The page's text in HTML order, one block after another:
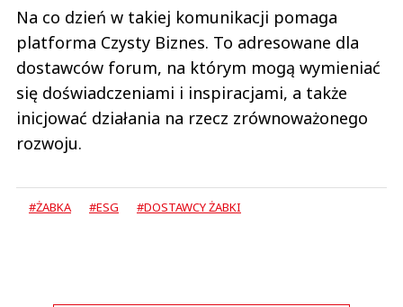
Na co dzień w takiej komunikacji pomaga
platforma Czysty Biznes. To adresowane dla
dostawców forum, na którym mogą wymieniać
się doświadczeniami i inspiracjami, a także
inicjować działania na rzecz zrównoważonego
rozwoju.
#ŻABKA #ESG #DOSTAWCY ŻABKI